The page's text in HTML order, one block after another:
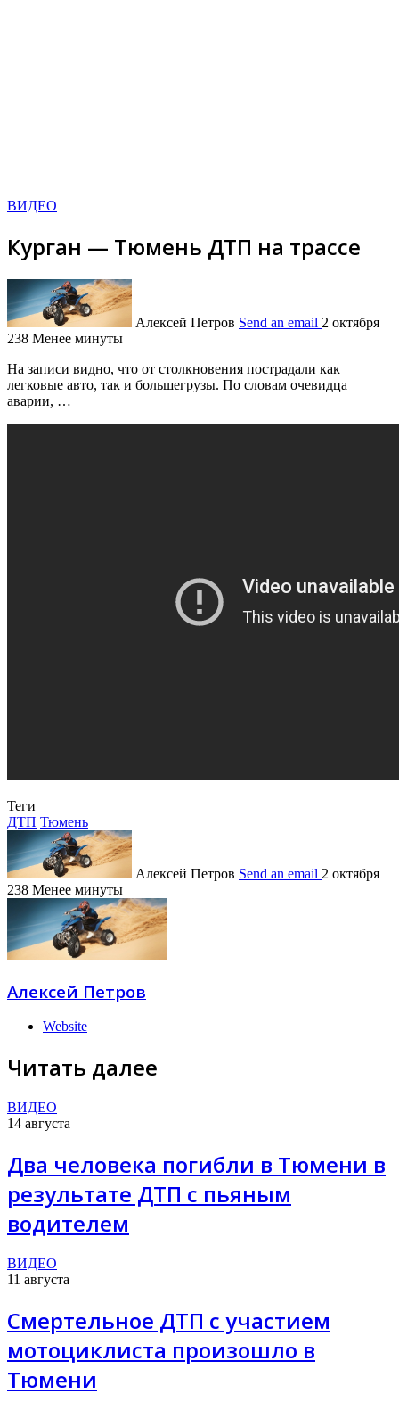
ВИДЕО
Курган — Тюмень ДТП на трассе
Алексей Петров Send an email 2 октября
238 Менее минуты
Ha записи видно, что от столкновения пострадали как
легковые авто, так и большегрузы. По словам очевидца
аварии, …
Теги
ДТП Тюмень
Алексей Петров Send an email 2 октября
238 Менее минуты
Алексей Петров
Website
Читать далее
ВИДЕО
14 августа
Два человека погибли в Тюмени в
результате ДТП с пьяным
водителем
ВИДЕО
11 августа
Смертельное ДТП с участием
мотоциклиста произошло в
Тюмени